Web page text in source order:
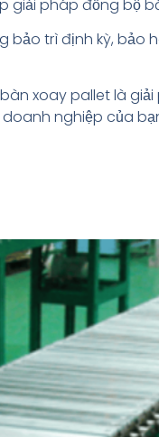
giải pháp đồng bộ
bảo trì định kỳ, bảo
xoay pallet là
doanh nghiệp của